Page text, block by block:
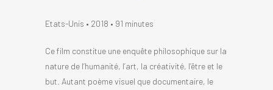
Etats-Unis • 2018 • 91 minutes
Ce film constitue une enquête philosophique sur la
nature de l’humanité, l’art, la créativité, l’être et le
but. Autant poème visuel que documentaire, le